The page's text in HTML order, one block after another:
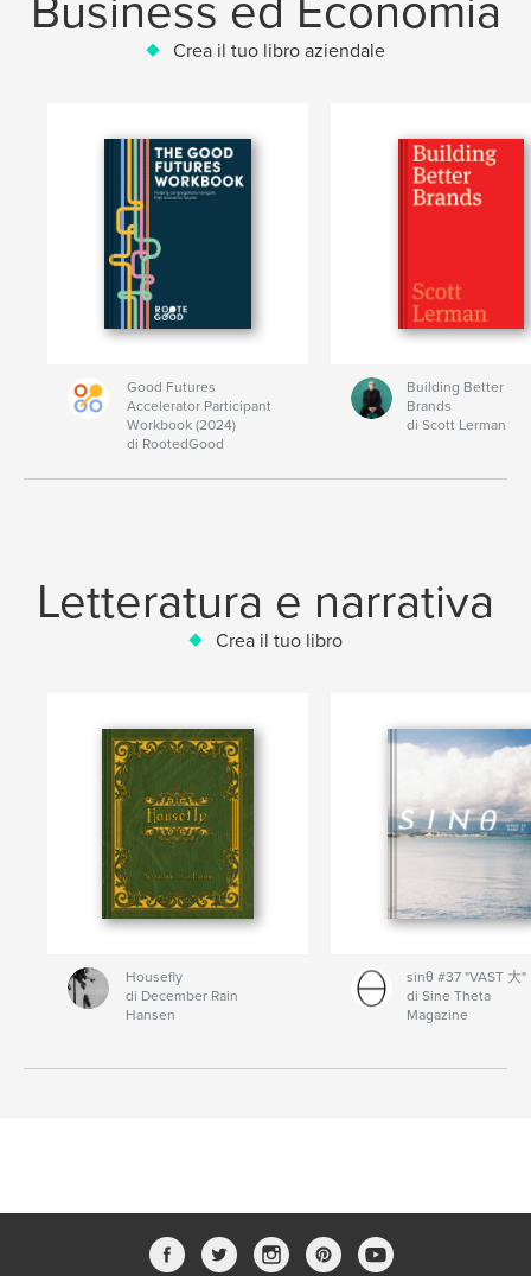
Business ed Economia
Crea il tuo libro aziendale
Good Futures
Accelerator Participant
Workbook (2024)
di RootedGood
Building Better
Brands
di Scott Lerman
Letteratura e narrativa
Crea il tuo libro
Housefly
di December Rain
Hansen
sinθ #37 "VAST 大"
di Sine Theta
Magazine